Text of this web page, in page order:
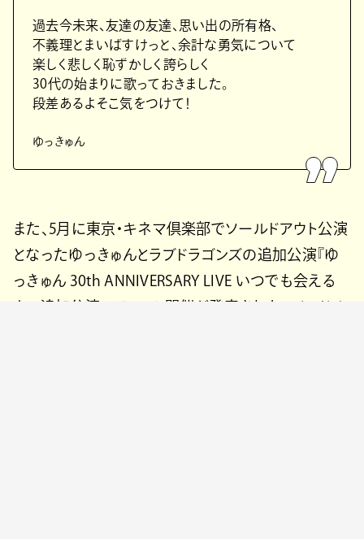
過去今未来、友達の友達、思い出の所有格、
不義理とまいばすけっと、余計な勇気について
楽しく悲しく恥ずかしく誇らしく
30代の始まりに歌っておきました。
段差あるよそこ気をつけて！
ゆっきゅん
また、5月に東京・キネマ倶楽部でソールドアウト公演
となったゆっきゅんとラブドラゴンズの追加公演『ゆ
っきゅん 30th ANNIVERSARY LIVE いつでも会える
よ 追加公演ツアー』の開催が発表された。バンドメ